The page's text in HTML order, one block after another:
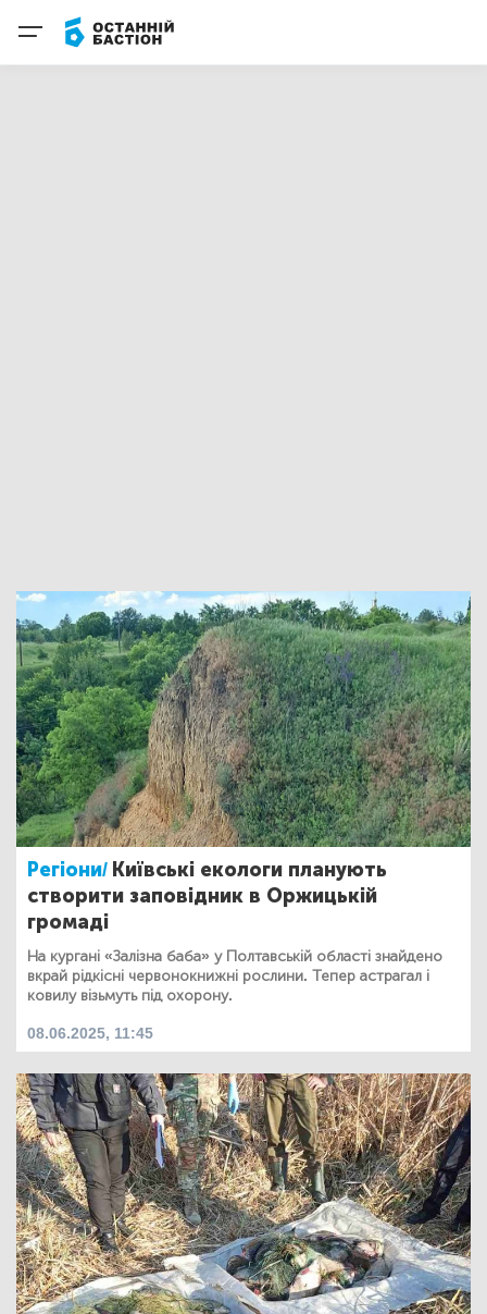
Регіони/ Київські екологи планують
створити заповідник в Оржицькій
громаді
На кургані «Залізна баба» у Полтавській області знайдено
вкрай рідкісні червонокнижні рослини. Тепер астрагал і
ковилу візьмуть під охорону.
08.06.2025, 11:45